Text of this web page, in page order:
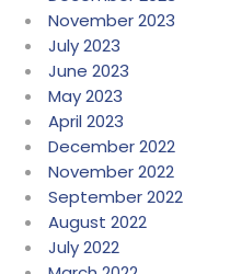
November 2023
July 2023
June 2023
May 2023
April 2023
December 2022
November 2022
September 2022
August 2022
July 2022